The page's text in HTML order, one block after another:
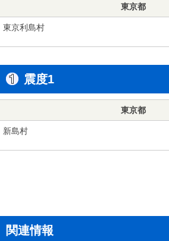
東京都
東京利島村
震度1
東京都
新島村
関連情報